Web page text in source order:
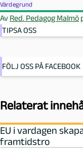
Värdegrund
Av Red. Pedagog Malmö
TIPSA OSS
FÖLJ OSS PÅ FACEBOOK
Relaterat
EU i vardagen
framtidstro